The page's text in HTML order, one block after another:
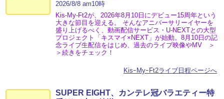
2026/8/8 am10時
Kis-My-Ft2が、2026年8月10日にデビュー15周年という
大きな節目を迎える。 そんなアニバーサリーイヤーを
盛り上げるべく、動画配信サービス・U-NEXTとの大型
プロジェクト「キスマイ×NEXT」が始動。8月10日の記
念ライブ生配信をはじめ、過去のライブ映像やMV ＞
＞続きをチェック！
KisｰMyｰFt2ライブ日程ページへ
SUPER EIGHT、カンテレ冠バラエティー特